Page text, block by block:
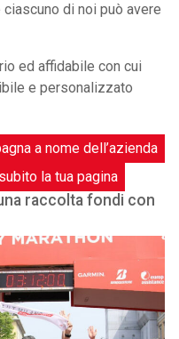
di noi può avere
ed affidabile con cui
e personalizzato
a nome dell’azienda
la tua pagina
raccolta fondi con